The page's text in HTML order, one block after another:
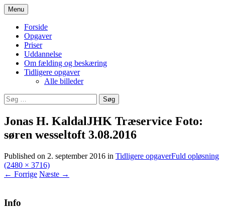
JHK Træservice
Menu Hop
til
indhold
Forside
Opgaver
Priser
Uddannelse
Om fælding og beskæring
Tidligere opgaver
Alle billeder
Søg
efter:
Jonas H. KaldalJHK Træservice Foto:
søren wesseltoft 3.08.2016
Published on 2. september 2016 in Tidligere opgaverFuld opløsning
(2480 × 3716)
← Forrige Næste →
Info